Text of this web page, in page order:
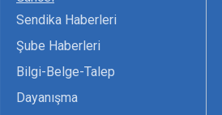
Sendika Haberleri
Şube Haberleri
Bilgi-Belge-Talep
Dayanışma